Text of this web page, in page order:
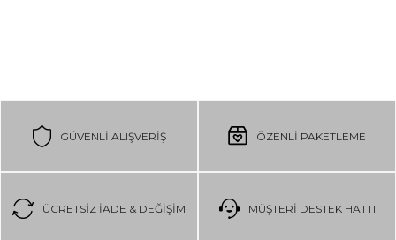
GÜVENLI ALIŞVERIŞ ÖZENLİ PAKETLEME
ÜCRETSIZ IADE & DEĞIŞIM MÜŞTERİ DESTEK HATTI